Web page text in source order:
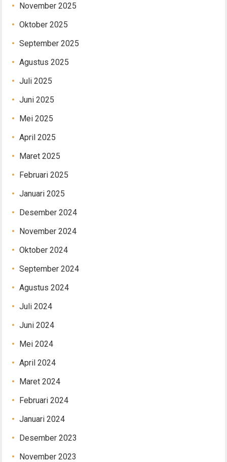
November 2025
Oktober 2025
September 2025
Agustus 2025
Juli 2025
Juni 2025
Mei 2025
April 2025
Maret 2025
Februari 2025
Januari 2025
Desember 2024
November 2024
Oktober 2024
September 2024
Agustus 2024
Juli 2024
Juni 2024
Mei 2024
April 2024
Maret 2024
Februari 2024
Januari 2024
Desember 2023
November 2023